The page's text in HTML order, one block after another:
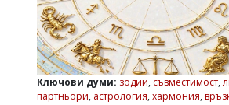
Управители:
Веселин
Василев,
v.vasilev@flagman.bg
Ключови думи: зодии, съвместимост,
партньори, астрология, хармония,